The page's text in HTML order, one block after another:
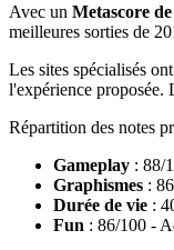
Avec un Metascore
meilleures sorties de
Les sites spécialisés
l'expérience proposée.
Répartition des notes
Gameplay : 88/
Graphismes :
Durée de vie :
Fun : 86/100 -